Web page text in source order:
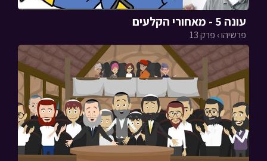
עונה 5 - מאחורי הקלעים
פרשיהו › פרק 13